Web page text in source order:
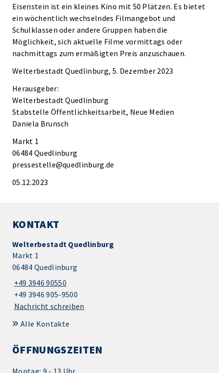
Eisenstein ist ein kleines Kino mit 50 Plätzen. Es bietet
ein wöchentlich wechselndes Filmangebot und
Schulklassen oder andere Gruppen haben die
Möglichkeit, sich aktuelle Filme vormittags oder
nachmittags zum ermäßigten Preis anzuschauen.
Welterbestadt Quedlinburg, 5. Dezember 2023
Herausgeber:
Welterbestadt Quedlinburg
Stabstelle Öffentlichkeitsarbeit, Neue Medien
Daniela Brunsch
Markt 1
06484 Quedlinburg
pressestelle@quedlinburg.de
05.12.2023
KONTAKT
Welterbestadt Quedlinburg
Markt 1
06484 Quedlinburg
+49 3946 90550
+49 3946 905-9500
Nachricht schreiben
Alle Kontakte
ÖFFNUNGSZEITEN
Montag: 9 - 13 Uhr